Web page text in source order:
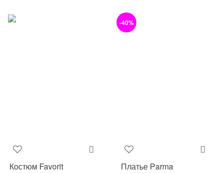
Костюм Favorit
-40%
Платье Parma